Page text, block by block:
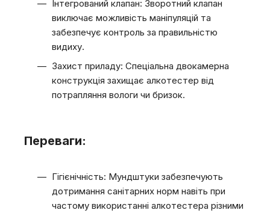
Інтегрований клапан: Зворотний клапан
виключає можливість маніпуляцій та
забезпечує контроль за правильністю
видиху.
Захист приладу: Спеціальна двокамерна
конструкція захищає алкотестер від
потрапляння вологи чи бризок.
Переваги:
Гігієнічність: Мундштуки забезпечують
дотримання санітарних норм навіть при
частому використанні алкотестера різними